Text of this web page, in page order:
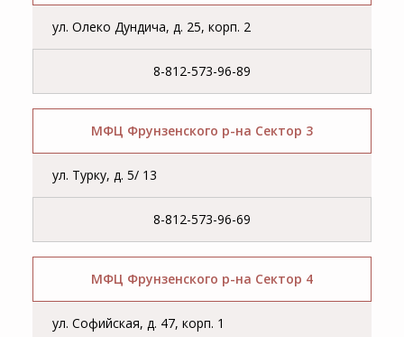
ул. Олеко Дундича, д. 25, корп. 2
8-812-573-96-89
МФЦ Фрунзенского р-на Сектор 3
ул. Турку, д. 5/ 13
8-812-573-96-69
МФЦ Фрунзенского р-на Сектор 4
ул. Софийская, д. 47, корп. 1